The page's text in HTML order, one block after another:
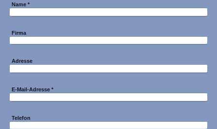
Name *
Firma
Adresse
E-Mail-Adresse *
Telefon